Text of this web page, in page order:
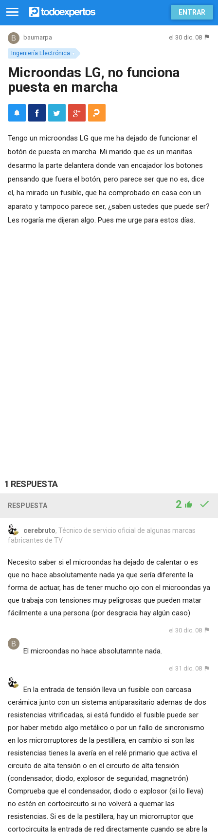
ENTRAR
Ingeniería Electrónica
baumarpa el 30 dic. 08
Microondas LG, no funciona
puesta en marcha
Tengo un microondas LG que me ha dejado de funcionar el
botón de puesta en marcha. Mi marido que es un manitas
desarmo la parte delantera donde van encajador los botones
pensando que fuera el botón, pero parece ser que no es, dice
el, ha mirado un fusible, que ha comprobado en casa con un
aparato y tampoco parece ser, ¿saben ustedes que puede ser?
Les rogaría me dijeran algo. Pues me urge para estos días.
1 RESPUESTA
RESPUESTA 2
cerebruto, Técnico de servicio oficial de algunas marcas
fabricantes de TV
Necesito saber si el microondas ha dejado de calentar o es
que no hace absolutamente nada ya que sería diferente la
forma de actuar, has de tener mucho ojo con el microondas ya
que trabaja con tensiones muy peligrosas que pueden matar
fácilmente a una persona (por desgracia hay algún caso)
el 30 dic. 08
El microondas no hace absolutamnte nada.
el 31 dic. 08
En la entrada de tensión lleva un fusible con carcasa
cerámica junto con un sistema antiparasitario ademas de dos
resistencias vitrificadas, si está fundido el fusible puede ser
por haber metido algo metálico o por un fallo de sincronismo
en los microrruptores de la pestillera, en cambio si son las
resistencias tienes la avería en el relé primario que activa el
circuito de alta tensión o en el circuito de alta tensión
(condensador, diodo, explosor de seguridad, magnetrón)
Comprueba que el condensador, diodo o explosor (si lo lleva)
no estén en cortocircuito si no volverá a quemar las
resistencias. Si es de la pestillera, hay un microrruptor que
cortocircuita la entrada de red directamente cuando se abre la